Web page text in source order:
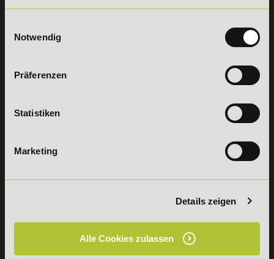
Notwendig
Präferenzen
Statistiken
Marketing
Details zeigen
Alle Cookies zulassen
Aus dem Ausland:
Erreichbarkeit:
widerrufen
Leitsätze
PreisFAIRsprechen
Rechnungswesen
Bildung &